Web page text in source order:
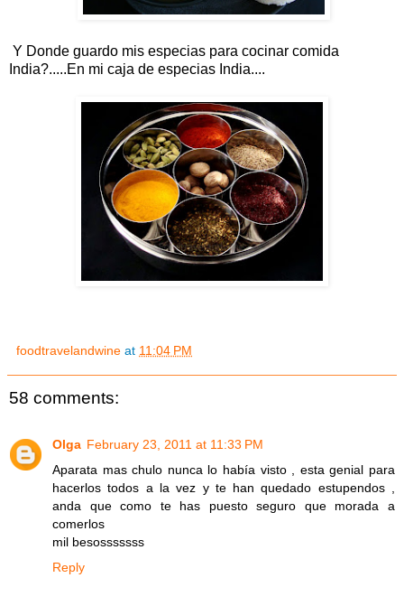
Y Donde guardo mis especias para cocinar comida
India?.....En mi caja de especias India....
foodtravelandwine at 11:04 PM
58 comments:
Olga February 23, 2011 at 11:33 PM
Aparata mas chulo nunca lo había visto , esta genial para
hacerlos todos a la vez y te han quedado estupendos ,
anda que como te has puesto seguro que morada a
comerlos
mil besosssssss
Reply